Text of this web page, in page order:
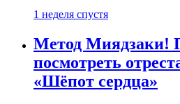
1 неделя спустя
Метод Миядзаки!
посмотреть
«Шёпот сердца»